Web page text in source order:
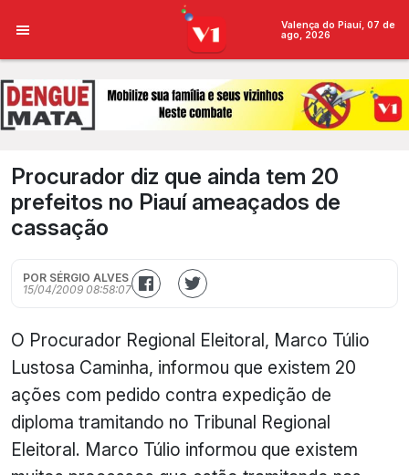
Valença do Piauí, 07 de
ago, 2026
Procurador diz que ainda tem 20
prefeitos no Piauí ameaçados de
cassação
POR SÉRGIO ALVES
15/04/2009 08:58:07
O Procurador Regional Eleitoral, Marco Túlio
Lustosa Caminha, informou que existem 20
ações com pedido contra expedição de
diploma tramitando no Tribunal Regional
Eleitoral. Marco Túlio informou que existem